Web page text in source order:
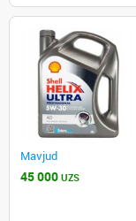
Mavjud
45 000 UZS